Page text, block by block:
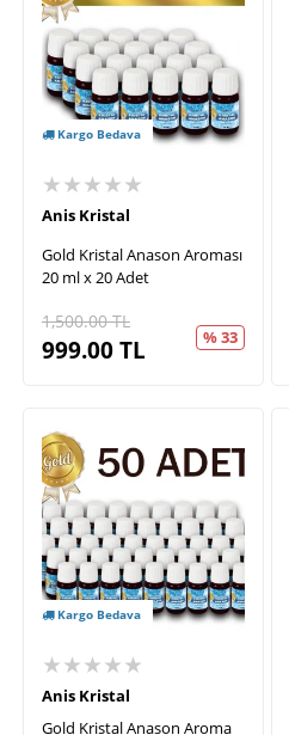
Kargo Bedava
★★★★★
Anis Kristal
Gold Kristal Anason Aroması
20 ml x 20 Adet
1,500.00TL
999.00TL % 33
Kargo Bedava
★★★★★
Anis Kristal
Gold Kristal Anason Aroma